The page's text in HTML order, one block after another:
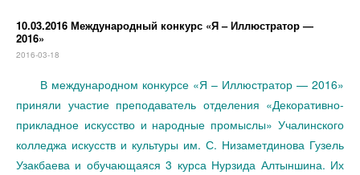
10.03.2016 Международный конкурс «Я – Иллюстратор —
2016»
2016-03-18
В международном конкурсе «Я – Иллюстратор — 2016»
приняли участие преподаватель отделения «Декоративно-
прикладное искусство и народные промыслы» Учалинского
колледжа искусств и культуры им. С. Низаметдинова Гузель
Узакбаева и обучающаяся 3 курса Нурзида Алтыншина. Их